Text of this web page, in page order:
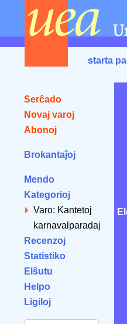
starta
Serĉado
Novaj varoj
Abonoj
Brokantaĵoj
Mendo
Kategorioj
Varo: Kantetoj
karnavalparadaj
Recenzoj
Statistiko
Elŝutu
Helpo
Ligiloj